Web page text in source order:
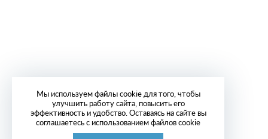
Мы используем файлы cookie для того, чтобы
улучшить работу сайта, повысить его
эффективность и удобство. Оставаясь на сайте вы
соглашаетесь с использованием файлов cookie